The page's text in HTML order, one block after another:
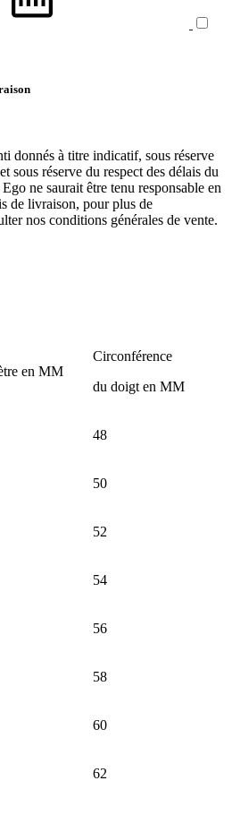
donnés à titre indicatif, sous réserve
sous réserve du respect des délais du
ne saurait être tenu responsable en
de livraison, pour plus de
nos conditions générales de vente.
en MM
Circonférence
du doigt en MM
48
50
52
54
56
58
60
62